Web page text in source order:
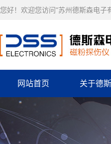
您好！欢迎您访问"苏州德斯森电子
网站首页 关于德